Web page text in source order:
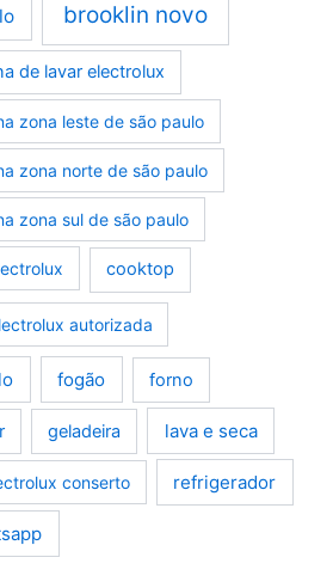
brooklin novo
de lavar electrolux
zona leste de são paulo
zona norte de são paulo
zona sul de são paulo
cooktop
autorizada
fogão forno
geladeira lava e seca
conserto refrigerador